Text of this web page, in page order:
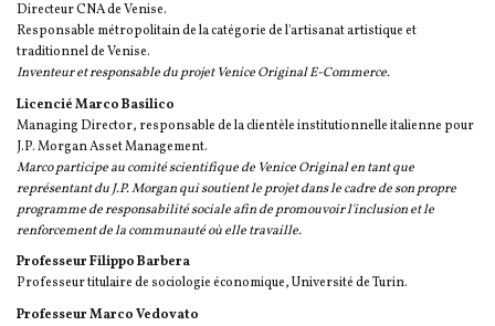
Directeur CNA de Venise.
Responsable métropolitain de la catégorie de l'artisanat artistique et
traditionnel de Venise.
Inventeur et responsable du projet Venice Original E-Commerce.
Licencié Marco Basilico
Managing Director, responsable de la clientèle institutionnelle italienne pour
J.P. Morgan Asset Management.
Marco participe au comité scientifique de Venice Original en tant que
représentant du J.P. Morgan qui soutient le projet dans le cadre de son propre
programme de responsabilité sociale afin de promouvoir l'inclusion et le
renforcement de la communauté où elle travaille.
Professeur Filippo Barbera
Professeur titulaire de sociologie économique, Université de Turin.
Professeur Marco Vedovato